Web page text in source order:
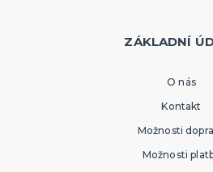
ZÁKLADNÍ
O nás
Kontakt
Možnosti
Možnosti